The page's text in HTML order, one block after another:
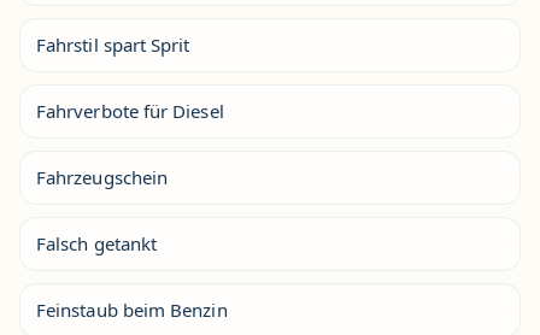
Fahrstil spart Sprit
Fahrverbote für Diesel
Fahrzeugschein
Falsch getankt
Feinstaub beim Benzin